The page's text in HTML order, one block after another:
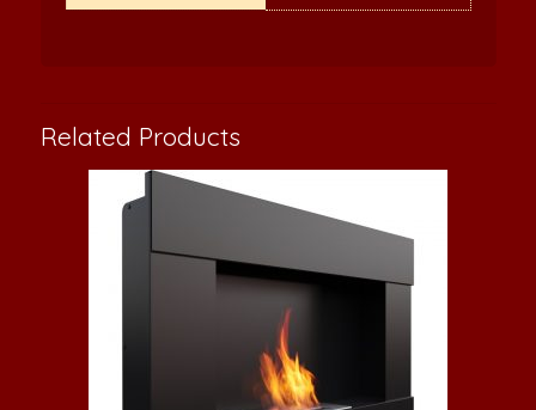
Related Products